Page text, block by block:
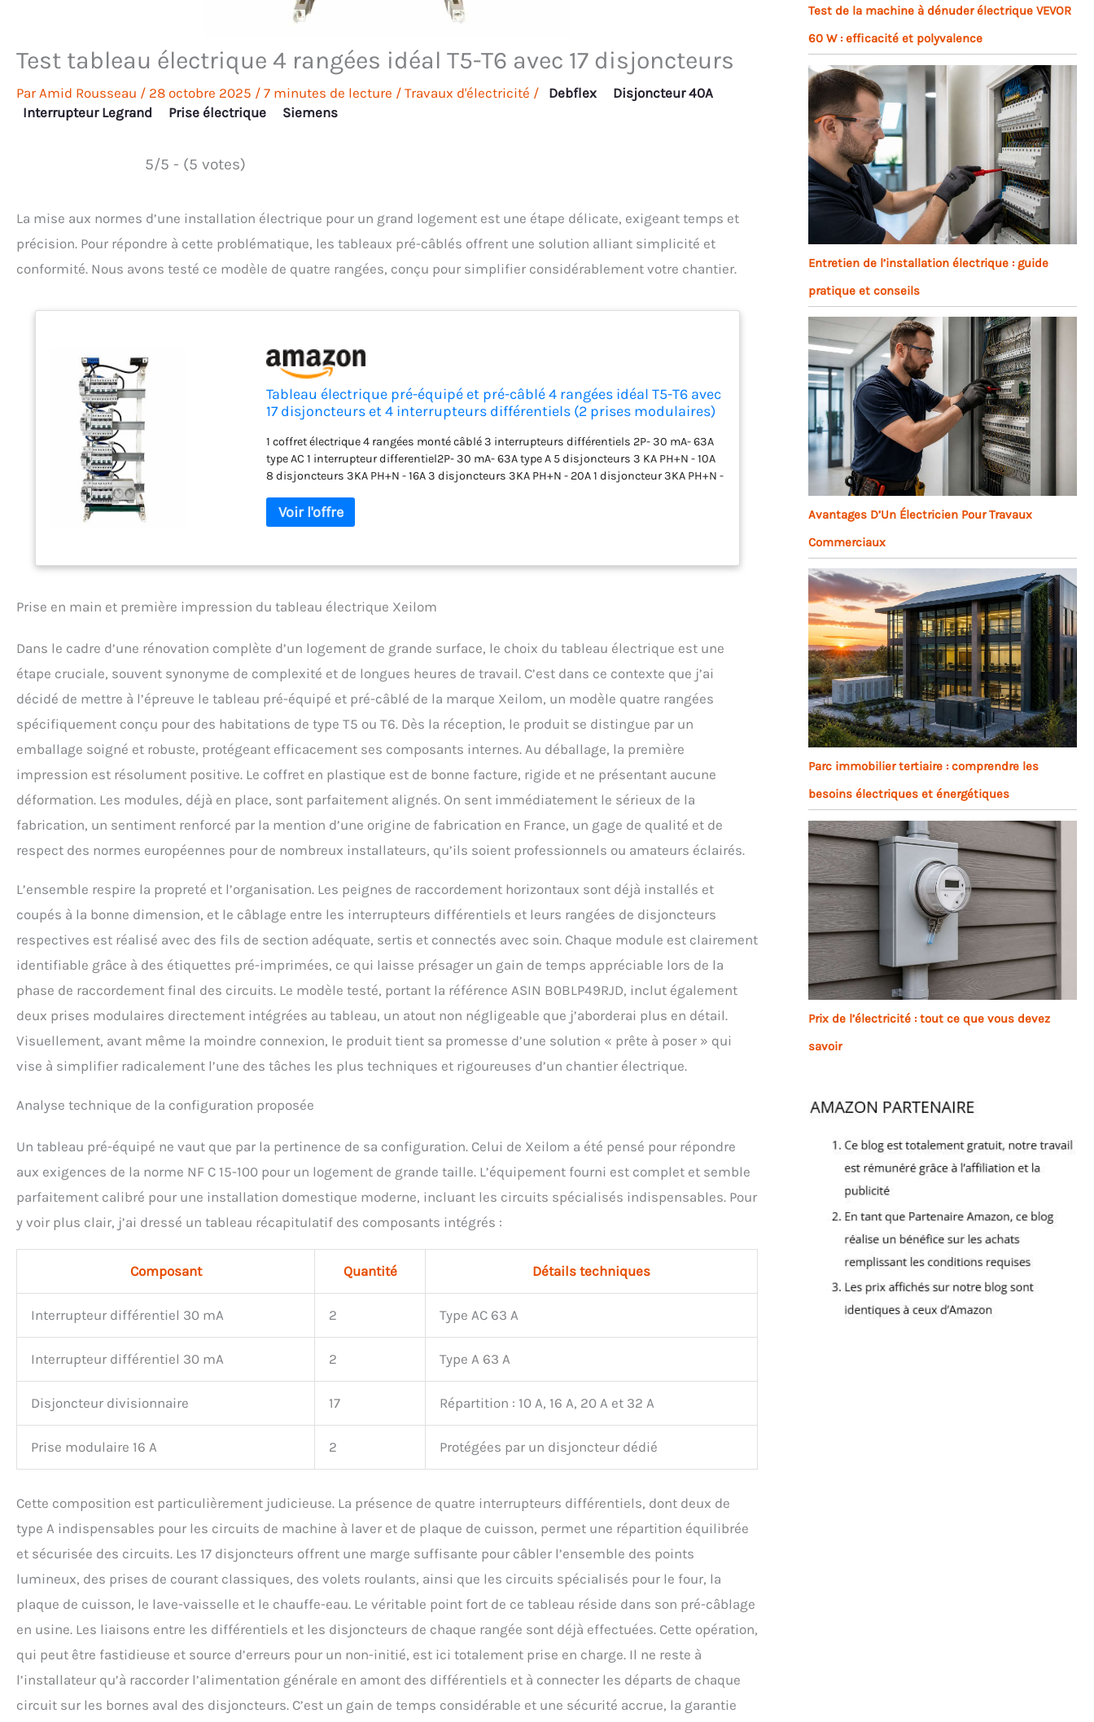
Test tableau électrique 4 rangées idéal T5-T6 avec 17 disjoncteurs
ParAmid Rousseau / 28 octobre 2025 / 7 minutes de lecture / Travaux d'électricité / Debflex
Disjoncteur 40A
Interrupteur Legrand
Prise électrique Siemens
5/5 - (5 votes)
La mise aux normes d’une installation électrique pour un grand logement est une étape délicate, exigeant temps et
précision. Pour répondre à cette problématique, les tableaux pré-câblés offrent une solution alliant simplicité et
conformité. Nous avons testé ce modèle de quatre rangées, conçu pour simplifier considérablement votre chantier.
Tableau électrique pré-équipé et pré-câblé 4 rangées idéal T5-T6 avec
17 disjoncteurs et 4 interrupteurs différentiels (2 prises modulaires)
1 coffret électrique 4 rangées monté câblé 3 interrupteurs différentiels 2P- 30 mA- 63A
type AC 1 interrupteur differentiel2P- 30 mA- 63A type A 5 disjoncteurs 3 KA PH+N - 10A
8 disjoncteurs 3KA PH+N - 16A 3 disjoncteurs 3KA PH+N - 20A 1 disjoncteur 3KA PH+N -
vertical pour inter diff - 1 bornier de raccordement terre 26 bornes - 1 bornier de
raccordement phase 5 bornes - 1 bornier de raccordement neutre 5 bornes - 1 kit de 2
Prise en main et première impression du tableau électrique Xeilom
Dans le cadre d’une rénovation complète d’un logement de grande surface, le choix du tableau électrique est une
étape cruciale, souvent synonyme de complexité et de longues heures de travail. C’est dans ce contexte que j’ai
décidé de mettre à l’épreuve le tableau pré-équipé et pré-câblé de la marque Xeilom, un modèle quatre rangées
spécifiquement conçu pour des habitations de type T5 ou T6. Dès la réception, le produit se distingue par un
emballage soigné et robuste, protégeant efficacement ses composants internes. Au déballage, la première
impression est résolument positive. Le coffret en plastique est de bonne facture, rigide et ne présentant aucune
déformation. Les modules, déjà en place, sont parfaitement alignés. On sent immédiatement le sérieux de la
fabrication, un sentiment renforcé par la mention d’une origine de fabrication en France, un gage de qualité et de
respect des normes européennes pour de nombreux installateurs, qu’ils soient professionnels ou amateurs éclairés.
L’ensemble respire la propreté et l’organisation. Les peignes de raccordement horizontaux sont déjà installés et
coupés à la bonne dimension, et le câblage entre les interrupteurs différentiels et leurs rangées de disjoncteurs
respectives est réalisé avec des fils de section adéquate, sertis et connectés avec soin. Chaque module est clairement
identifiable grâce à des étiquettes pré-imprimées, ce qui laisse présager un gain de temps appréciable lors de la
phase de raccordement final des circuits. Le modèle testé, portant la référence ASIN B0BLP49RJD, inclut également
deux prises modulaires directement intégrées au tableau, un atout non négligeable que j’aborderai plus en détail.
Visuellement, avant même la moindre connexion, le produit tient sa promesse d’une solution « prête à poser » qui
vise à simplifier radicalement l’une des tâches les plus techniques et rigoureuses d’un chantier électrique.
Analyse technique de la configuration proposée
Un tableau pré-équipé ne vaut que par la pertinence de sa configuration. Celui de Xeilom a été pensé pour répondre
aux exigences de la norme NF C 15-100 pour un logement de grande taille. L’équipement fourni est complet et semble
parfaitement calibré pour une installation domestique moderne, incluant les circuits spécialisés indispensables. Pour
y voir plus clair, j’ai dressé un tableau récapitulatif des composants intégrés :
Composant Quantité Détails techniques
Interrupteur différentiel 30 mA 2 Type AC 63 A
Interrupteur différentiel 30 mA 2 Type A 63 A
Disjoncteur divisionnaire 17 Répartition : 10 A, 16 A, 20 A et 32 A
Prise modulaire 16 A 2 Protégées par un disjoncteur dédié
Cette composition est particulièrement judicieuse. La présence de quatre interrupteurs différentiels, dont deux de
type A indispensables pour les circuits de machine à laver et de plaque de cuisson, permet une répartition équilibrée
et sécurisée des circuits. Les 17 disjoncteurs offrent une marge suffisante pour câbler l’ensemble des points
lumineux, des prises de courant classiques, des volets roulants, ainsi que les circuits spécialisés pour le four, la
plaque de cuisson, le lave-vaisselle et le chauffe-eau. Le véritable point fort de ce tableau réside dans son pré-câblage
en usine. Les liaisons entre les différentiels et les disjoncteurs de chaque rangée sont déjà effectuées. Cette opération,
qui peut être fastidieuse et source d’erreurs pour un non-initié, est ici totalement prise en charge. Il ne reste à
l’installateur qu’à raccorder l’alimentation générale en amont des différentiels et à connecter les départs de chaque
circuit sur les bornes aval des disjoncteurs. C’est un gain de temps considérable et une sécurité accrue, la garantie
Test de la machine à dénuder électrique VEVOR
60 W : efficacité et polyvalence
Entretien de l’installation électrique : guide
pratique et conseils
Avantages D’Un Électricien Pour Travaux
Commerciaux
Parc immobilier tertiaire : comprendre les
besoins électriques et énergétiques
Prix de l’électricité : tout ce que vous devez
savoir